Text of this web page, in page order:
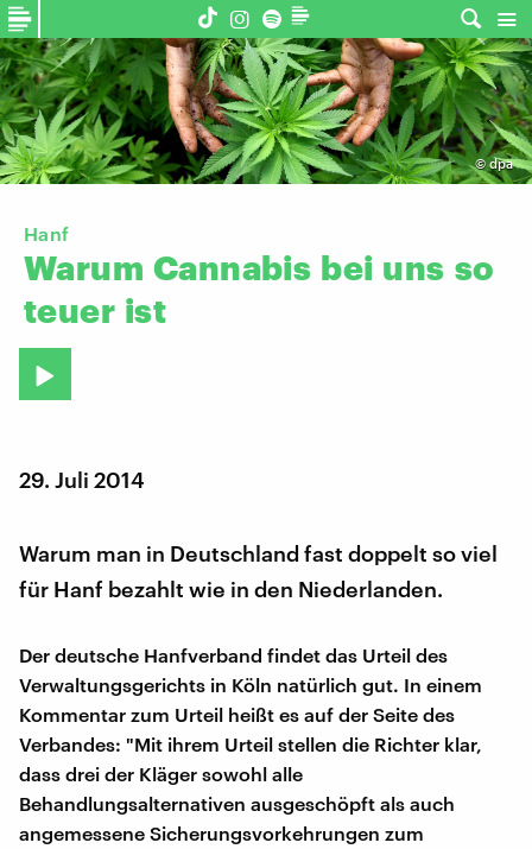
© dpa
Hanf
Warum Cannabis bei uns so
teuer ist
29. Juli 2014
Warum man in Deutschland fast doppelt so viel
für Hanf bezahlt wie in den Niederlanden.
Der deutsche Hanfverband findet das Urteil des
Verwaltungsgerichts in Köln natürlich gut. In einem
Kommentar zum Urteil heißt es auf der Seite des
Verbandes: "Mit ihrem Urteil stellen die Richter klar,
dass drei der Kläger sowohl alle
Behandlungsalternativen ausgeschöpft als auch
angemessene Sicherungsvorkehrungen zum